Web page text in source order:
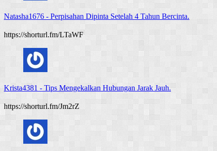
Natasha1676 - Perpisahan Dipinta Setelah 4 Tahun Bercinta.
https://shorturl.fm/LTaWF
Krista4381 - Tips Mengekalkan Hubungan Jarak Jauh.
https://shorturl.fm/Jm2rZ